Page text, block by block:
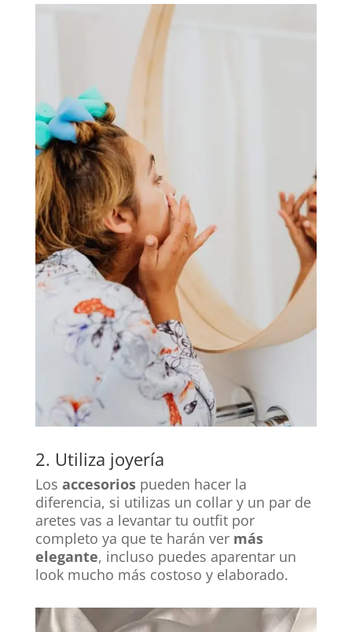
2. Utiliza joyería
Los accesorios pueden hacer la
diferencia, si utilizas un collar y un par de
aretes vas a levantar tu outfit por
completo ya que te harán ver más
elegante, incluso puedes aparentar un
look mucho más costoso y elaborado.